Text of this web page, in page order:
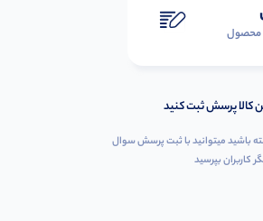
محصول
کالا پرسش ثبت کنید
باشید میتوانید با ثبت پرسش سوال
کاربران بپرسید